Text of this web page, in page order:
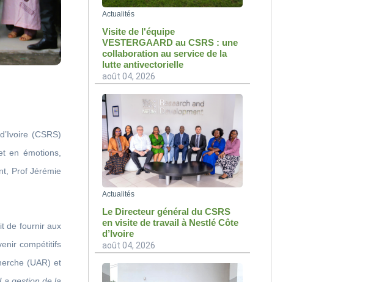
(CSRS)
en émotions,
Prof Jérémie
de fournir aux
compétitifs
(UAR) et
Actualités
Visite de l'équipe
VESTERGAARD au CSRS : une
collaboration au service de la
lutte antivectorielle
août 04, 2026
Actualités
Le Directeur général du CSRS
en visite de travail à Nestlé Côte
d’Ivoire
août 04, 2026